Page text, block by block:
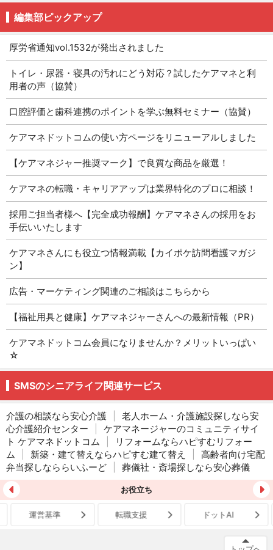
編集部ピックアップ
厚労省通知vol.1532が発出されました
トイレ・尿器・寝具の汚れにどう対応？試したケアマネと利
用者の声（協賛）
口腔評価と歯科連携のポイントを学ぶ無料セミナー（協賛）
ケアマネドットコムの使い方ページをリニューアルしました
【ケアマネジャー推奨マーク】で良質な商品を厳選！
ケアマネの転職・キャリアアップは業界特化のプロに相談！
採用ご担当者様へ【完全成功報酬】ケアマネさんの採用をお
手伝いいたします
ケアマネさんにも役立つ情報満載【カイポケ訪問看護マガジ
ン】
広告・マーケティング関連のご相談はこちらから
【福祉用具と健康】ケアマネジャーさんへの最新情報（PR）
ケアマネドットコム会員になりませんか？メリットいっぱい
☆
SMSのシニアライフ関連サービス
介護の相談なら安心介護
老人ホーム・介護施設探しなら安
心介護紹介センター
ケアマネージャーのコミュニティサイ
ト ケアマネドットコム
リフォームならハピすむリフォー
ム
新築・建て替えならハピすむ建て替え
高齢者向け宅配
弁当探しなららいふーど
葬儀社・斎場探しなら安心葬儀
お役立ち
運営基準 転職支援 ドットAI